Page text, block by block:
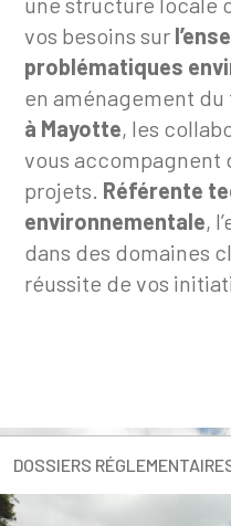
vos besoins sur
problématiques
en aménagement
à Mayotte, les
vous accompagnent
projets. Référente
environnementale,
dans des domaines
réussite de vos
DOSSIERS